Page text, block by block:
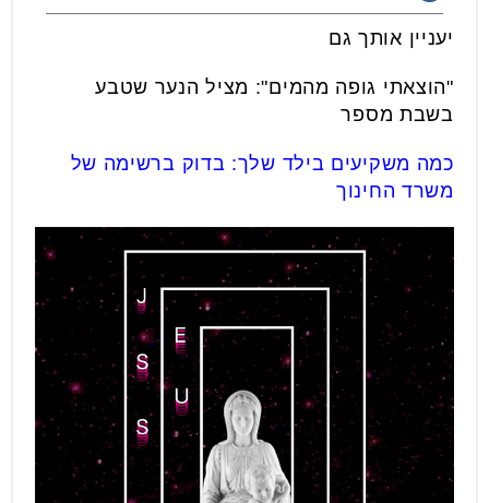
יעניין אותך גם
"הוצאתי גופה מהמים": מציל הנער שטבע
בשבת מספר
כמה משקיעים בילד שלך: בדוק ברשימה של
משרד החינוך